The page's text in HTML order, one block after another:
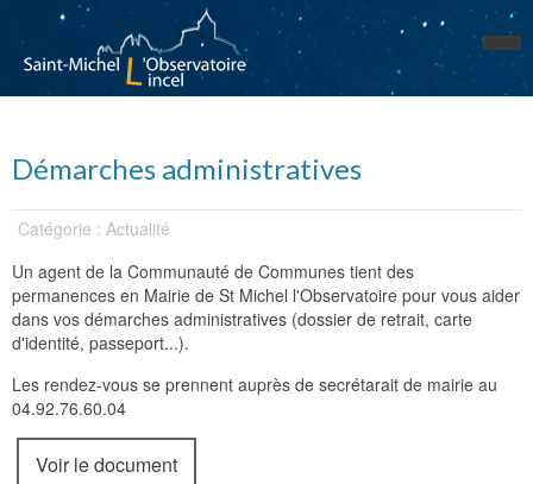
Démarches administratives
Catégorie : Actualité
Un agent de la Communauté de Communes tient des
permanences en Mairie de St Michel l'Observatoire pour vous aider
dans vos démarches administratives (dossier de retrait, carte
d'identité, passeport...).
Les rendez-vous se prennent auprès de secrétarait de mairie au
04.92.76.60.04
Voir le document